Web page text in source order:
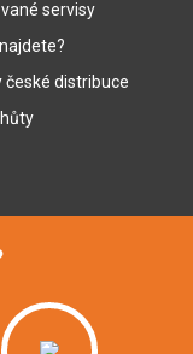
servisy
české distribuce